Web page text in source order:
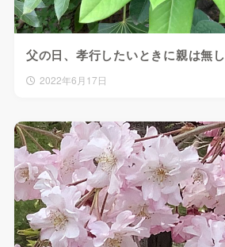
父の日、孝行したいときに親は無し
2022年6月17日